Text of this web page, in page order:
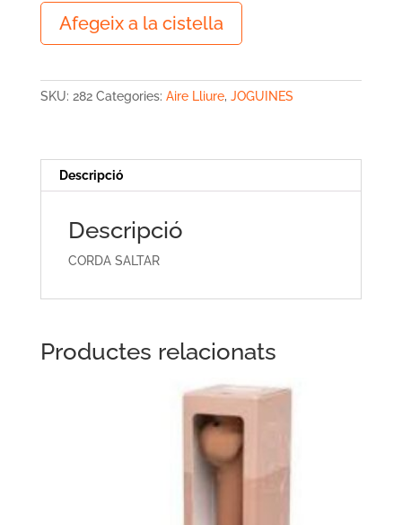
Afegeix a la cistella
SKU: 282 Categories: Aire Lliure, JOGUINES
Descripció
Descripció
CORDA SALTAR
Productes relacionats